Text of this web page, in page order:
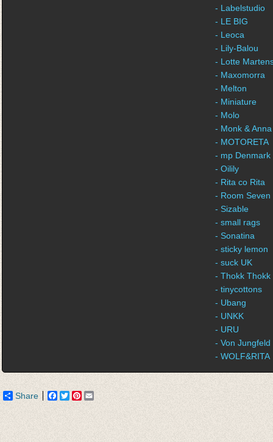
- Labelstudio
- LE BIG
- Leoca
- Lily-Balou
- Lotte
- Maxomorra
- Melton
- Miniature
- Molo
- Monk & Anna
- MOTORETA
- mp Denmark
- Oilily
- Rita co Rita
- Room Seven
- Sizable
- small rags
- Sonatina
- sticky lemon
- suck UK
- Thokk Thokk
- tinycottons
- Ubang
- UNKK
- URU
- Von Jungfeld
- WOLF&RITA
Share Facebook
TwitterPinterest